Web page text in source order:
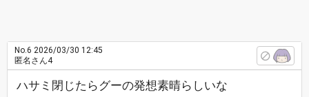
No.6 2026/03/30 12:45
匿名さん4
ハサミ閉じたらグーの発想素晴らしいな